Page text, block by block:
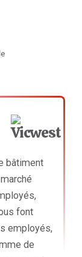
bâtiment
font
employés,
de